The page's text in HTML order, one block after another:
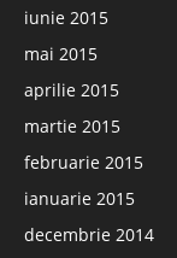
iunie 2015
mai 2015
aprilie 2015
martie 2015
februarie 2015
ianuarie 2015
decembrie 2014